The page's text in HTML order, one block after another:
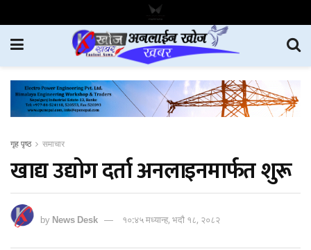
गृह पृष्ठ समाचार
खाद्य उद्योग दर्ता अनलाइनमार्फत शुरू
byNews Desk १०:४५ मध्यान्ह, भदौ १८, २०८२